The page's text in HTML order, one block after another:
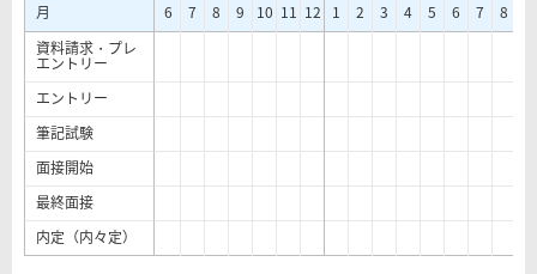
月
6 7 8 9 10 11 12 1 2 3 4 5 6 7 8
資料請求・プレ
エントリー
エントリー
筆記試験
面接開始
最終面接
内定（内々定）